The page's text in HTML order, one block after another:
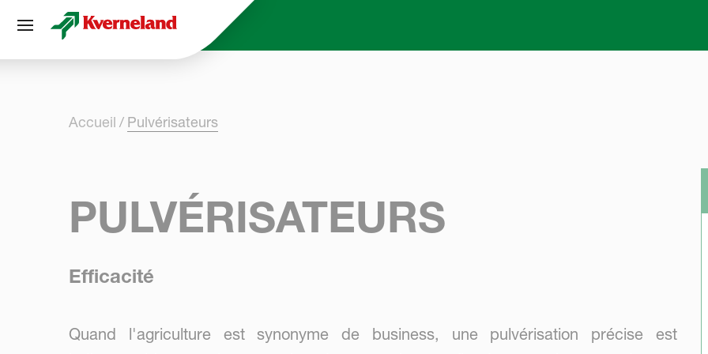
Accueil Pulvérisateurs
PULVÉRISATEURS
Efficacité
Quand l'agriculture est synonyme de business, une pulvérisation précise est
Panneau de gestion des cookies